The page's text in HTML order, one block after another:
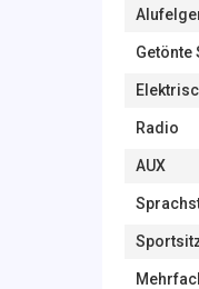
Getönte
Radio
AUX